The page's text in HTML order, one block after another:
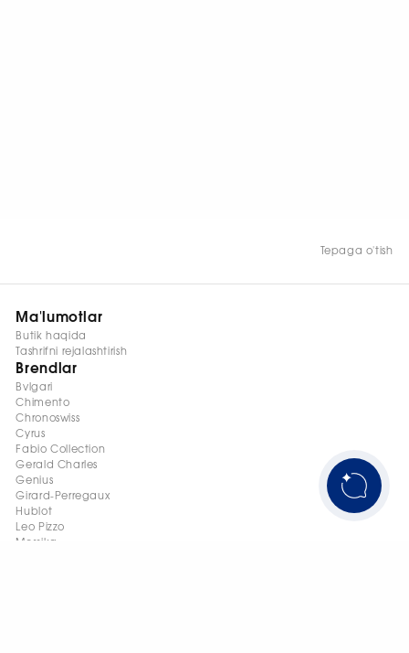
Tepaga o'tish
Ma'lumotlar
Butik haqida
Tashrifni rejalashtirish
Brendlar
Bvlgari
Chimento
Chronoswiss
Cyrus
Fabio Collection
Gerald Charles
Genius
Girard-Perregaux
Hublot
Leo Pizzo
Messika